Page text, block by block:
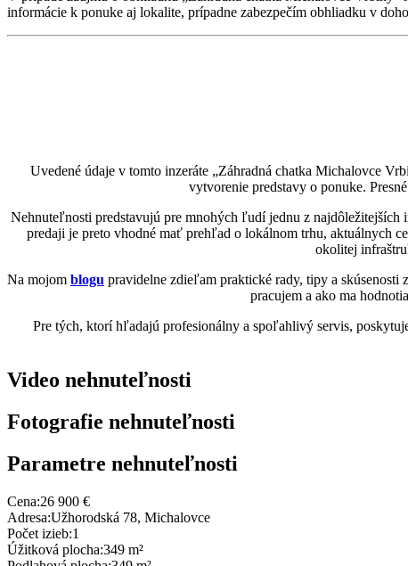
informácie k ponuke aj lokalite, prípadne zabezpečím obhliadku v
Uvedené údaje v tomto inzeráte „Záhradná chatka Michalovce
vytvorenie predstavy o ponuke.
Nehnuteľnosti predstavujú pre mnohých ľudí jednu z
predaji je preto vhodné mať prehľad o lokálnom trhu, aktuálnych
okolitej
Na mojom blogu pravidelne zdieľam praktické rady, tipy a skúsenosti
pracujem a ako ma
Pre tých, ktorí hľadajú profesionálny a spoľahlivý servis,
Video nehnuteľnosti
Fotografie nehnuteľnosti
Parametre nehnuteľnosti
Cena:26 900 €
Adresa:Užhorodská 78, Michalovce
Počet izieb:1
Úžitková plocha:349 m²